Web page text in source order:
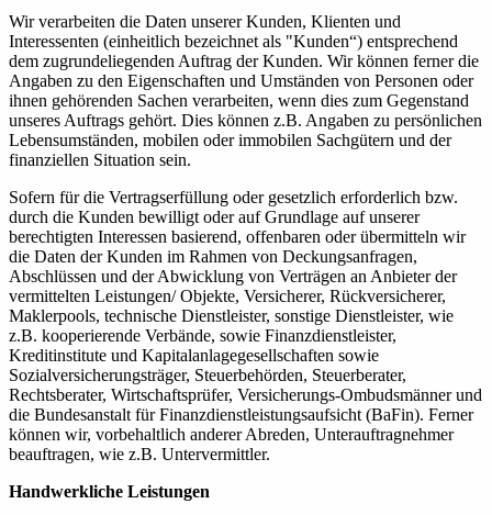
Wir verarbeiten die Daten unserer Kunden, Klienten und
Interessenten (einheitlich bezeichnet als "Kunden“) entsprechend
dem zugrundeliegenden Auftrag der Kunden. Wir können ferner die
Angaben zu den Eigenschaften und Umständen von Personen oder
ihnen gehörenden Sachen verarbeiten, wenn dies zum Gegenstand
unseres Auftrags gehört. Dies können z.B. Angaben zu persönlichen
Lebensumständen, mobilen oder immobilen Sachgütern und der
finanziellen Situation sein.
Sofern für die Vertragserfüllung oder gesetzlich erforderlich bzw.
durch die Kunden bewilligt oder auf Grundlage auf unserer
berechtigten Interessen basierend, offenbaren oder übermitteln wir
die Daten der Kunden im Rahmen von Deckungsanfragen,
Abschlüssen und der Abwicklung von Verträgen an Anbieter der
vermittelten Leistungen/ Objekte, Versicherer, Rückversicherer,
Maklerpools, technische Dienstleister, sonstige Dienstleister, wie
z.B. kooperierende Verbände, sowie Finanzdienstleister,
Kreditinstitute und Kapitalanlagegesellschaften sowie
Sozialversicherungsträger, Steuerbehörden, Steuerberater,
Rechtsberater, Wirtschaftsprüfer, Versicherungs-Ombudsmänner und
die Bundesanstalt für Finanzdienstleistungsaufsicht (BaFin). Ferner
können wir, vorbehaltlich anderer Abreden, Unterauftragnehmer
beauftragen, wie z.B. Untervermittler.
Handwerkliche Leistungen